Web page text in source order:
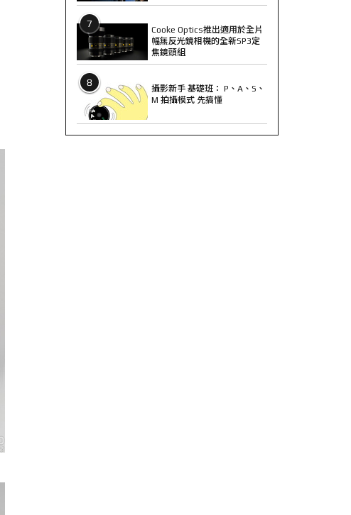
7
Cooke Optics推出適用於全片
幅無反光鏡相機的全新SP3定
焦鏡頭組
8
攝影新手 基礎班： P、A、S、
M 拍攝模式 先搞懂